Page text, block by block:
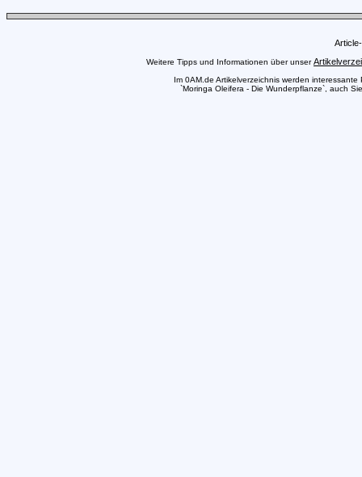
Weitere Tipps und Informationen über unser
Im 0AM.de Artikelverzeichnis werden
`Moringa Oleifera - Die Wunderpflanze`, auch